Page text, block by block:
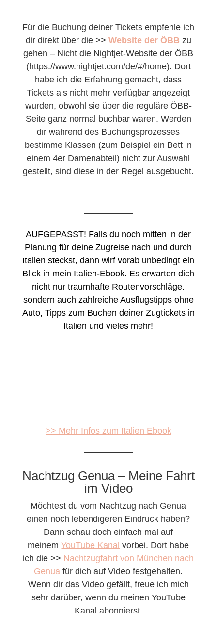
Für die Buchung deiner Tickets empfehle ich
dir direkt über die >> Website der ÖBB zu
gehen – Nicht die Nightjet-Website der ÖBB
(https://www.nightjet.com/de/#/home). Dort
habe ich die Erfahrung gemacht, dass
Tickets als nicht mehr verfügbar angezeigt
wurden, obwohl sie über die reguläre ÖBB-
Seite ganz normal buchbar waren. Werden
dir während des Buchungsprozesses
bestimme Klassen (zum Beispiel ein Bett in
einem 4er Damenabteil) nicht zur Auswahl
gestellt, sind diese in der Regel ausgebucht.
AUFGEPASST! Falls du noch mitten in der
Planung für deine Zugreise nach und durch
Italien steckst, dann wirf vorab unbedingt ein
Blick in mein Italien-Ebook. Es erwarten dich
nicht nur traumhafte Routenvorschläge,
sondern auch zahlreiche Ausflugstipps ohne
Auto, Tipps zum Buchen deiner Zugtickets in
Italien und vieles mehr!
>> Mehr Infos zum Italien Ebook
Nachtzug Genua – Meine Fahrt
im Video
Möchtest du vom Nachtzug nach Genua
einen noch lebendigeren Eindruck haben?
Dann schau doch einfach mal auf
meinemYouTube Kanal vorbei. Dort habe
ich die >> Nachtzugfahrt von München nach
Genua für dich auf Video festgehalten.
Wenn dir das Video gefällt, freue ich mich
sehr darüber, wenn du meinen YouTube
Kanal abonnierst.